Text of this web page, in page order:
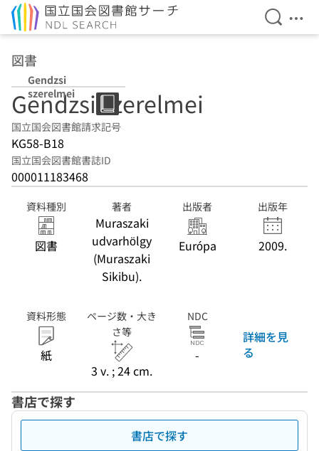
検索を
メ
図書
Gendzsi
szerelmei
Gendzsi szerelmei
国立国会図書館請求記号
KG58-B18
国立国会図書館書誌ID
000011183468
資料種別
図書
著者
Muraszaki
udvarhölgy
(Muraszaki
Sikibu).
出版者
Európa
出版年
2009.
資料形態
紙
ページ数・大き
さ等
3 v. ; 24 cm.
NDC
-
詳細を見
る
書店で探す
書店で探す